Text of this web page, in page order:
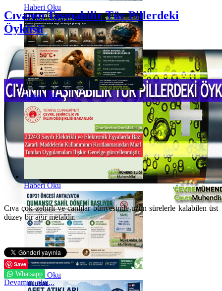
Haberi Oku
Haberi Oku
Haberi Oku
Haberi Oku
Cıvanın Taşınabilir Tür Pillerdeki
Öyküsü
Cıva çok zehirli ve canlılar bünyesinde uzun sürelerle kalabilen üst
düzey bir ağır metaldir.
Save
Whatsapp
Devamını oku...